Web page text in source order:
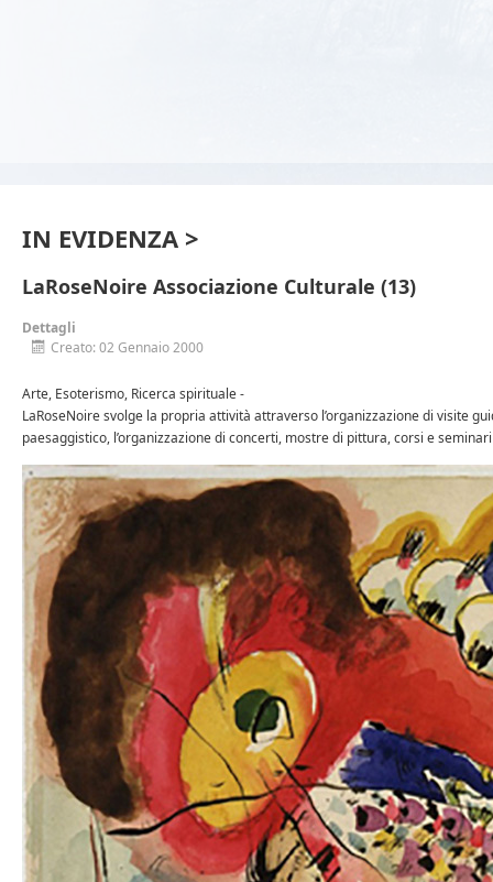
IN EVIDENZA >
LaRoseNoire Associazione Culturale (13)
Dettagli
Creato: 02 Gennaio 2000
Arte, Esoterismo, Ricerca spirituale -
LaRoseNoire svolge la propria attività attraverso l’organizzazione di visite
paesaggistico, l’organizzazione di concerti, mostre di pittura, corsi e